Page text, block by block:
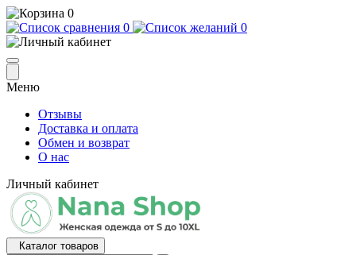
0
0
0
Меню
Отзывы
Доставка и оплата
Обмен и возврат
О нас
Личный кабинет
Каталог товаров